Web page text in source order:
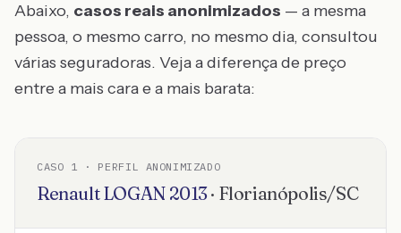
Abaixo, casos reais anonimizados — a mesma
pessoa, o mesmo carro, no mesmo dia, consultou
várias seguradoras. Veja a diferença de preço
entre a mais cara e a mais barata:
CASO 1 · PERFIL ANONIMIZADO
RenaultLOGAN 2013· Florianópolis/SC